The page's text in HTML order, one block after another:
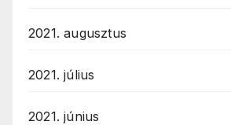
2021. augusztus
2021. július
2021. június